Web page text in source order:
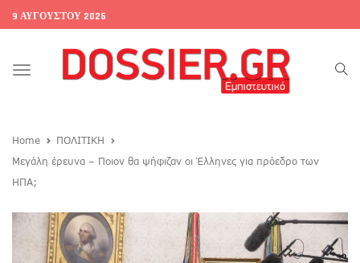
9 ΑΥΓΟΎΣΤΟΥ 2026
Toggle
Home
ΠΟΛΙΤΙΚΗ
Μεγάλη έρευνα – Ποιον θα ψήφιζαν οι Έλληνες για πρόεδρο των
ΗΠΑ;